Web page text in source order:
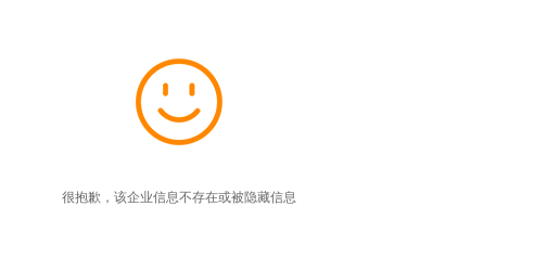
很抱歉，该企业信息不存在或被隐藏信息